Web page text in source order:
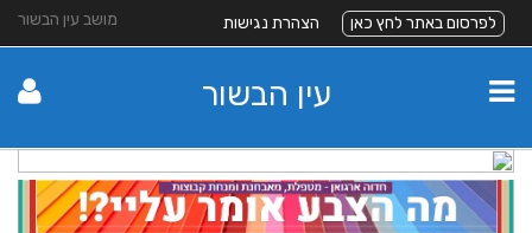
מושב עין הבשור לפרסום באתר לחץ כאן הצהרת נגישות
עין הבשור